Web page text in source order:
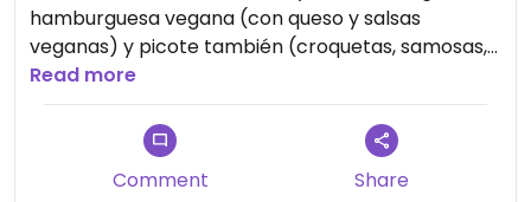
hamburguesa vegana (con queso y salsas
veganas) y picote también (croquetas, samosas,
falafel). Tienen postre también, una muy buena
opción.
Read more
Comment Share